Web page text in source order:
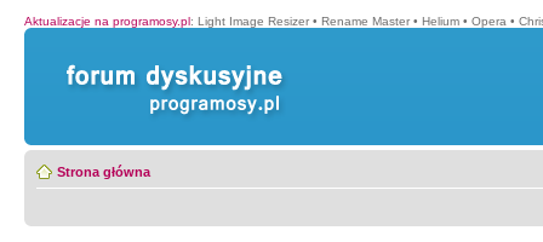
Aktualizacje na programosy.pl: Light Image Resizer • Rename Master • Helium • Opera •
Strona główna